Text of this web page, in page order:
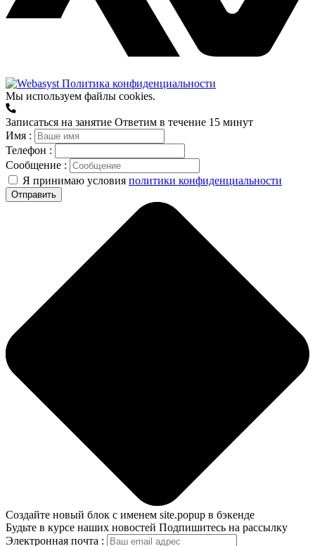
Политика конфиденциальности
Мы используем файлы cookies.
Записаться на занятие Ответим в течение 15 минут
Имя :
Телефон :
Сообщение :
Я принимаю условия политики конфиденциальности
Отправить
Создайте новый блок с именем site.popup в бэкенде
Будьте в курсе наших новостей Подпишитесь на рассылку
Электронная почта :